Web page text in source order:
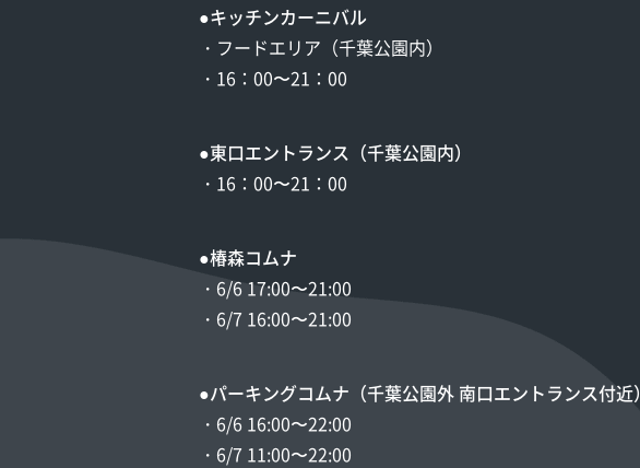
●キッチンカーニバル
・フードエリア（千葉公園内）
・16：00〜21：00
●東口エントランス（千葉公園内）
・16：00〜21：00
●椿森コムナ
・6/6 17:00〜21:00
・6/7 16:00〜21:00
●パーキングコムナ（千葉公園外 南口エントランス付近）
・6/6 16:00〜22:00
・6/7 11:00〜22:00